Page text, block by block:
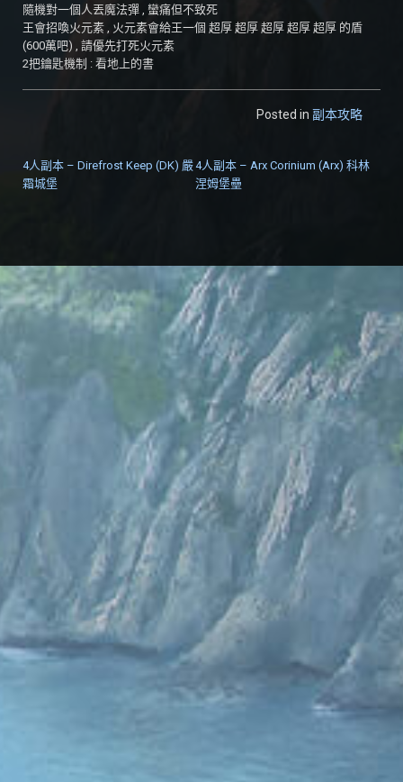
隨機對一個人丟魔法彈 , 蠻痛但不致死
王會招喚火元素 , 火元素會給王一個 超厚 超厚 超厚 超厚 超厚 的盾
(600萬吧) , 請優先打死火元素
2把鑰匙機制 : 看地上的書
Posted in 副本攻略
文章導覽
4人副本 – Direfrost Keep (DK) 嚴
霜城堡
4人副本 – Arx Corinium (Arx) 科林
涅姆堡壘